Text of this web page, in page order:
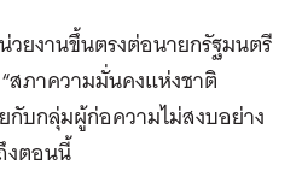
ยงานขึ้นตรงต่อนายกรัฐมนตรี
สภาความมั่นคงแห่งชาติ
บกลุ่มผู้ก่อความไม่สงบอย่าง
งตอนนี้